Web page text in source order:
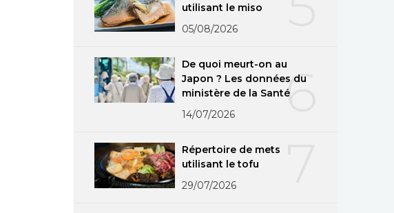
utilisant le miso
05/08/2026
6
De quoi meurt-on au
Japon ? Les données du
ministère de la Santé
14/07/2026
Répertoire de mets
utilisant le tofu
29/07/2026